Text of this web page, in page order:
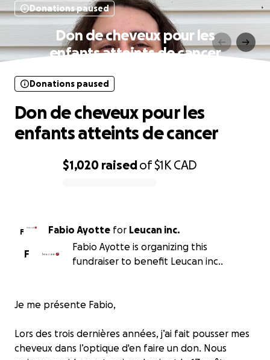
Donations paused
Don de cheveux pour les
enfants atteints de cancer
$1,020 raisedof$1K CAD
Donations paused
Don de cheveux pour les
enfants atteints de cancer
F Fabio Ayotte for Leucan inc.
F
Fabio Ayotte is organizing this
fundraiser to benefit Leucan inc..
Je me présente Fabio,
Lors des trois dernières années, j’ai fait pousser mes
cheveux dans l’optique d'en faire un don. Nous